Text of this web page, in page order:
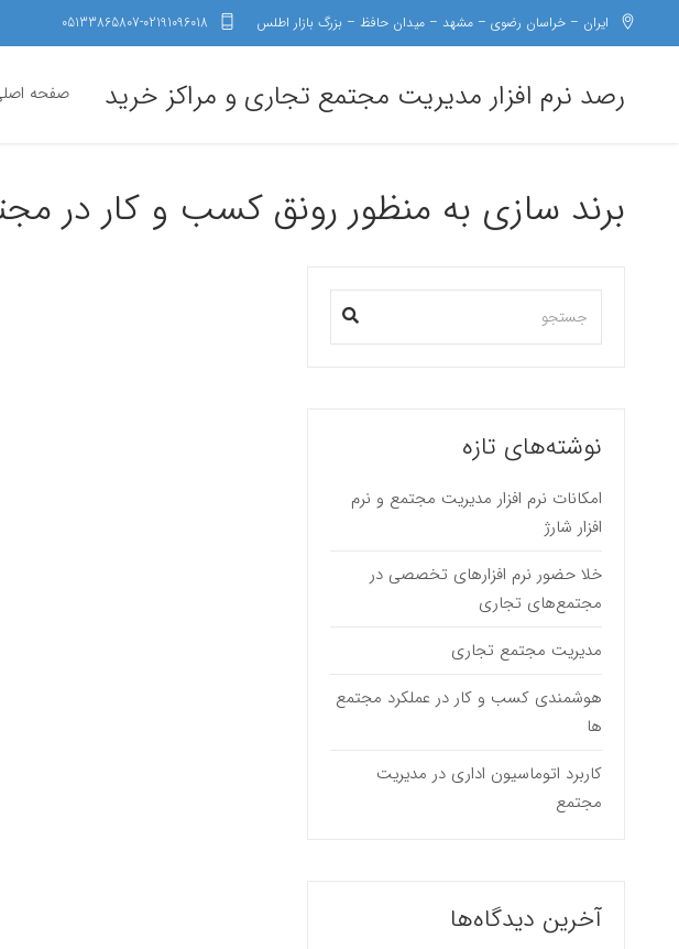
ایران – خراسان رضوی – مشهد – میدان حافظ – بزرگ بازار اطلس 05133865807-02191096018
رصد نرم افزار مدیریت مجتمع تجاری و مراکز خرید صفحه
برند سازی به منظور رونق کسب و کار در
نوشته‌های تازه
امکانات نرم افزار مدیریت مجتمع و نرم
افزار شارژ
خلا حضور نرم افزارهای تخصصی در
مجتمع‌های تجاری
مدیریت مجتمع تجاری
هوشمندی کسب و کار در عملکرد مجتمع
ها
کاربرد اتوماسیون اداری در مدیریت
مجتمع
آخرین دیدگاه‌ها